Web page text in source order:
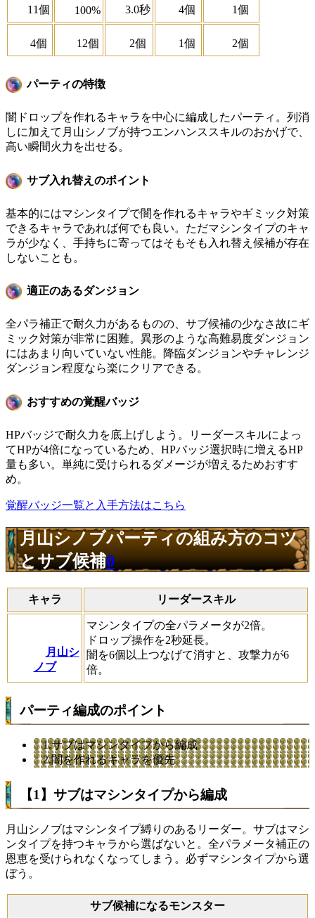
11個 100% 3.0秒 4個 1個
4個 12個 2個 1個 2個
パーティの特徴
闇ドロップを作れるキャラを中心に編成したパーティ。列消
しに加えて月山シノブが持つエンハンススキルのおかげで、
高い瞬間火力を出せる。
サブ入れ替えのポイント
基本的にはマシンタイプで闇を作れるキャラやギミック対策
できるキャラであれば何でも良い。ただマシンタイプのキャ
ラが少なく、手持ちに寄ってはそもそも入れ替え候補が存在
しないことも。
適正のあるダンジョン
全パラ補正で耐久力があるものの、サブ候補の少なさ故にギ
ミック対策が非常に困難。異形のような高難易度ダンジョン
にはあまり向いていない性能。降臨ダンジョンやチャレンジ
ダンジョン程度なら楽にクリアできる。
おすすめの覚醒バッジ
HPバッジで耐久力を底上げしよう。リーダースキルによっ
てHPが4倍になっているため、HPバッジ選択時に増えるHP
量も多い。単純に受けられるダメージが増えるためおすす
め。
覚醒バッジ一覧と入手方法はこちら
月山シノブパーティの組み方のコツ
とサブ候補0
キャラ リーダースキル
月山シ
ノブ
マシンタイプの全パラメータが2倍。
ドロップ操作を2秒延長。
闇を6個以上つなげて消すと、攻撃力が6
倍。
パーティ編成のポイント
1.サブはマシンタイプから編成
2.闇を作れるキャラを優先
【1】サブはマシンタイプから編成
月山シノブはマシンタイプ縛りのあるリーダー。サブはマシ
ンタイプを持つキャラから選ばないと。全パラメータ補正の
恩恵を受けられなくなってしまう。必ずマシンタイプから選
ぼう。
サブ候補になるモンスター